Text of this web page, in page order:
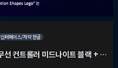
인터페이스/자막 한글
듀얼센스 무선 컨트롤러 미드나이트 블랙 + PC용 USB 케이블 + 프래그마타